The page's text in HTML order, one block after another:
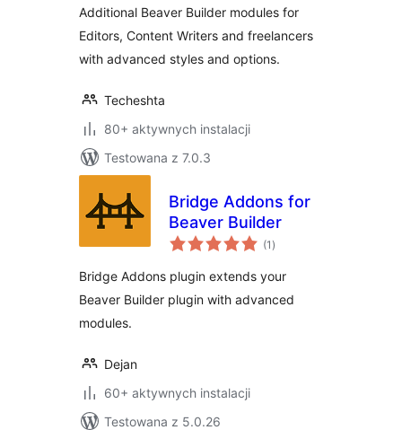
Additional Beaver Builder modules for
Editors, Content Writers and freelancers
with advanced styles and options.
Techeshta
80+ aktywnych instalacji
Testowana z 7.0.3
Bridge Addons for
Beaver Builder
(1 wszystkich
ocen
)
Bridge Addons plugin extends your
Beaver Builder plugin with advanced
modules.
Dejan
60+ aktywnych instalacji
Testowana z 5.0.26